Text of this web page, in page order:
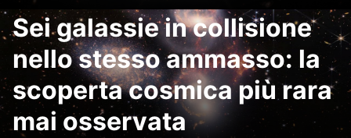
Sei galassie in collisione
nello stesso ammasso: la
scoperta cosmica più rara
mai osservata